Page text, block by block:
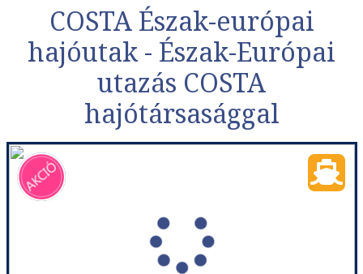
COSTA Észak-európai
hajóutak - Észak-Európai
utazás COSTA
hajótársasággal